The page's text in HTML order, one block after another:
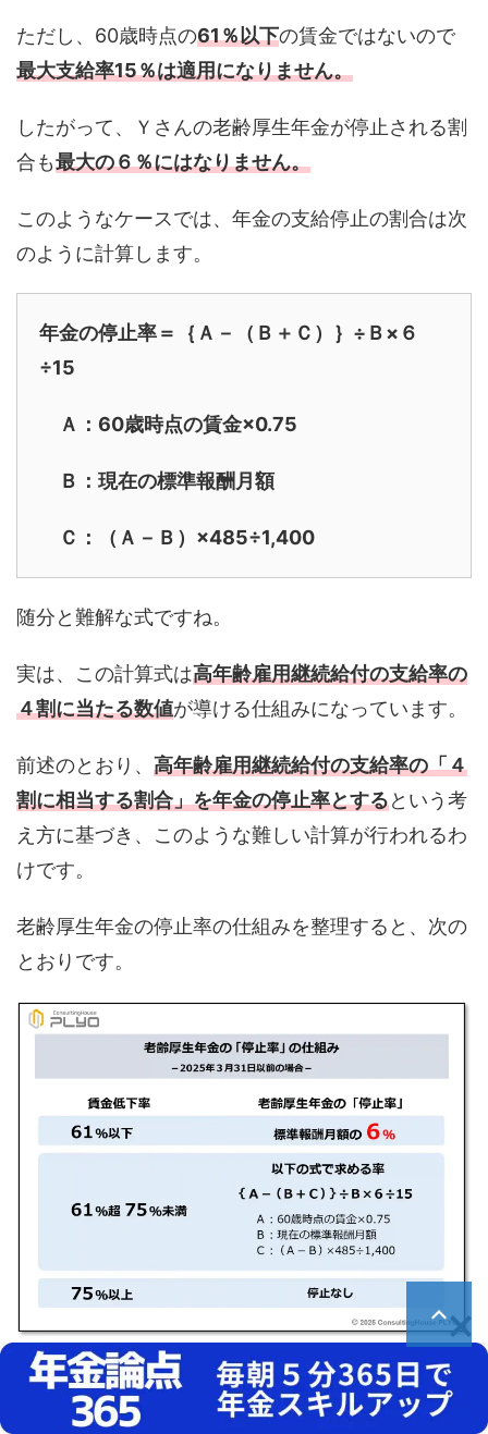
ただし、60歳時点の61％以下の賃金ではないので
最大支給率15％は適用になりません。
したがって、Ｙさんの老齢厚生年金が停止される割
合も最大の６％にはなりません。
このようなケースでは、年金の支給停止の割合は次
のように計算します。
年金の停止率＝｛Ａ－（Ｂ＋Ｃ）｝÷Ｂ×６
÷15
Ａ：60歳時点の賃金×0.75
Ｂ：現在の標準報酬月額
Ｃ：（Ａ－Ｂ）×485÷1,400
随分と難解な式ですね。
実は、この計算式は高年齢雇用継続給付の支給率の
４割に当たる数値が導ける仕組みになっています。
前述のとおり、 高年齢雇用継続給付の支給率の「４
割に相当する割合」を年金の停止率とするという考
え方に基づき、このような難しい計算が行われるわ
けです。
老齢厚生年金の停止率の仕組みを整理すると、次の
とおりです。
それでは、実際に計算してみましょう。